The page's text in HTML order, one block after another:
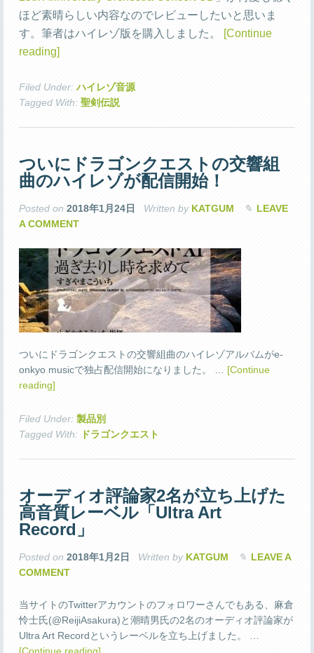
ほど素晴らしい内容なのでレビューしたいと思いま
す。筆者はハイレゾ版を購入しました。
[Continue
reading]
Filed Under:ハイレゾ音源
Tagged With: 聖剣伝説
ついにドラゴンクエストの交響組
曲のハイレゾが配信開始！
Posted on 2018年1月24日 Written by KATGUM
LEAVE
A COMMENT
ついにドラゴンクエストの交響組曲のハイレゾアルバムがe-
onkyo musicで独占配信開始になりました。 … [Continue
reading]
Filed Under: 製品別
Tagged With:
ドラゴンクエスト
オーディオ評論家2名が立ち上げた
高音質レーベル「Ultra Art
Record」
Posted on 2018年1月2日 Written by KATGUM
LEAVE A
COMMENT
当サイトのTwitterアカウントのフォロワーさんでもある、麻倉
怜士氏(@ReijiAsakura)と潮晴男氏の2名のオーディオ評論家が
Ultra Art Recordというレーベルを立ち上げました。 …